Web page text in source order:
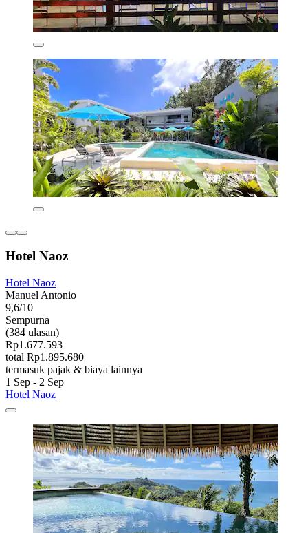
Hotel Naoz
Hotel Naoz
Manuel Antonio
9,6/10
Sempurna
(384 ulasan)
Rp1.677.593
total Rp1.895.680
termasuk pajak & biaya lainnya
1 Sep - 2 Sep
Hotel Naoz